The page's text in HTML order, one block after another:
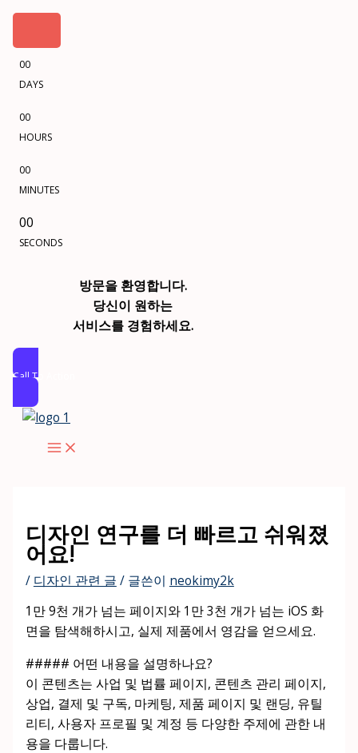
00
DAYS
00
HOURS
00
MINUTES
00
SECONDS
방문을 환영합니다.
당신이 원하는
서비스를 경험하세요.
Call To Action
디자인 연구를 더 빠르고 쉬워졌
어요!
/ 디자인 관련 글 / 글쓴이 neokimy2k
1만 9천 개가 넘는 페이지와 1만 3천 개가 넘는 iOS 화
면을 탐색해하시고, 실제 제품에서 영감을 얻으세요.
##### 어떤 내용을 설명하나요?
이 콘텐츠는 사업 및 법률 페이지, 콘텐츠 관리 페이지,
상업, 결제 및 구독, 마케팅, 제품 페이지 및 랜딩, 유틸
리티, 사용자 프로필 및 계정 등 다양한 주제에 관한 내
용을 다룹니다.